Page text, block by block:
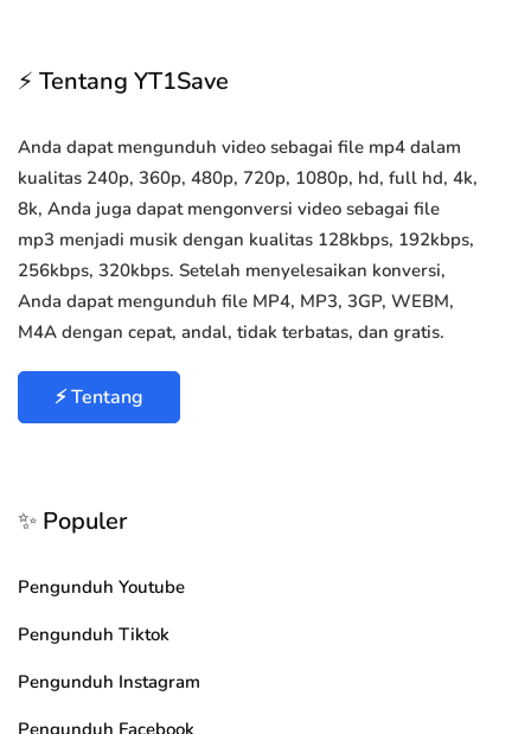
⚡ Tentang YT1Save
Anda dapat mengunduh video sebagai file mp4 dalam
kualitas 240p, 360p, 480p, 720p, 1080p, hd, full hd, 4k,
8k, Anda juga dapat mengonversi video sebagai file
mp3 menjadi musik dengan kualitas 128kbps, 192kbps,
256kbps, 320kbps. Setelah menyelesaikan konversi,
Anda dapat mengunduh file MP4, MP3, 3GP, WEBM,
M4A dengan cepat, andal, tidak terbatas, dan gratis.
⚡ Tentang
✨ Populer
Pengunduh Youtube
Pengunduh Tiktok
Pengunduh Instagram